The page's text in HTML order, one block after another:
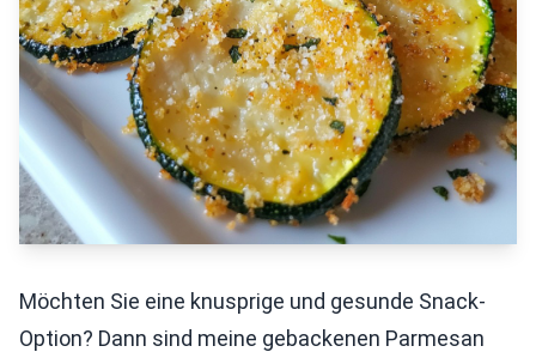
Möchten Sie eine knusprige und gesunde Snack-
Option? Dann sind meine gebackenen Parmesan